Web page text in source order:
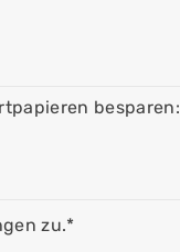
besparen:
zu.*